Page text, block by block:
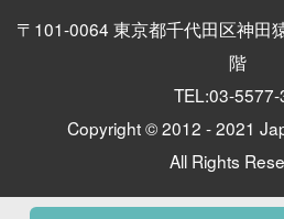
〒101-0064 東京都千代田区神
階
TEL:03-
Copyright © 2012 - 2021
All Rights